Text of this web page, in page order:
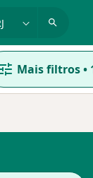
Mais filtros•